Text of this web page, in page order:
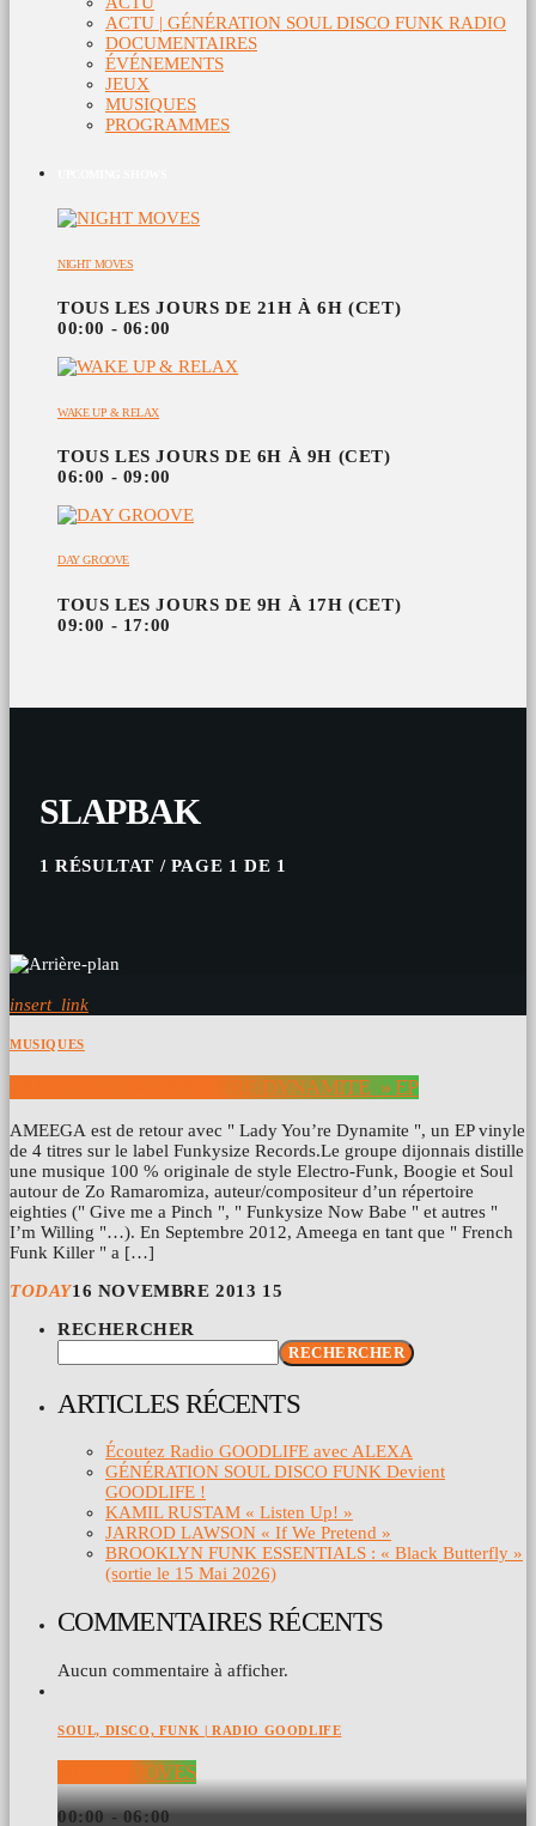
ACTU | GÉNÉRATION SOUL DISCO FUNK RADIO
DOCUMENTAIRES
ÉVÉNEMENTS
JEUX
MUSIQUES
PROGRAMMES
NIGHT MOVES
TOUS LES JOURS DE 21H À 6H (CET)
00:00 - 06:00
WAKE UP & RELAX
TOUS LES JOURS DE 6H À 9H (CET)
06:00 - 09:00
DAY GROOVE
TOUS LES JOURS DE 9H À 17H (CET)
09:00 - 17:00
SLAPBAK
1 RÉSULTAT / PAGE 1 DE 1
insert_link
MUSIQUES
AMEEGA » LADY YOU’RE DYNAMITE » EP
AMEEGA est de retour avec " Lady You’re Dynamite ", un EP vinyle
de 4 titres sur le label Funkysize Records.Le groupe dijonnais distille
une musique 100 % originale de style Electro-Funk, Boogie et Soul
autour de Zo Ramaromiza, auteur/compositeur d’un répertoire
eighties (" Give me a Pinch ", " Funkysize Now Babe " et autres "
I’m Willing "…). En Septembre 2012, Ameega en tant que " French
Funk Killer " a […]
TODAY16 NOVEMBRE 2013 15
RECHERCHER
RECHERCHER
ARTICLES RÉCENTS
Écoutez Radio GOODLIFE avec ALEXA
GÉNÉRATION SOUL DISCO FUNK Devient
GOODLIFE !
KAMIL RUSTAM « Listen Up! »
JARROD LAWSON « If We Pretend »
BROOKLYN FUNK ESSENTIALS : « Black Butterfly »
(sortie le 15 Mai 2026)
COMMENTAIRES RÉCENTS
Aucun commentaire à afficher.
SOUL, DISCO, FUNK | RADIO GOODLIFE
NIGHT MOVES
00:00 - 06:00